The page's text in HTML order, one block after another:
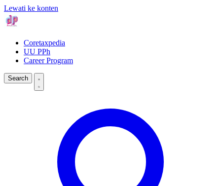
Lewati ke konten
Coretaxpedia
UU PPh
Career Program
Search